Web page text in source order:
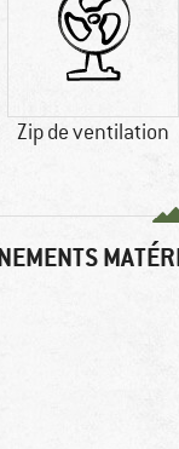
Zip de ventilation